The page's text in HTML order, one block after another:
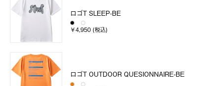
ロゴT SLEEP-BE
￥4,950 (税込)
ロゴT OUTDOOR QUESIONNAIRE-BE